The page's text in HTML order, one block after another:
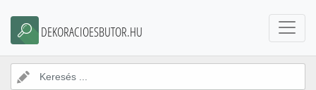
DEKORACIOESBUTOR.HU